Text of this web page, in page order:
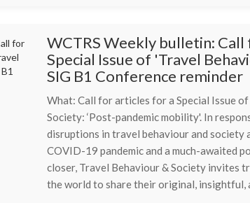
WCTRS Weekly bulletin:
Special Issue of 'Travel
SIG B1 Conference reminder
What: Call for articles for a Special Issue
Society: ‘Post-pandemic mobility'. In
disruptions in travel behaviour and society
COVID-19 pandemic and a much-awaited
closer, Travel Behaviour & Society invites
the world to share their original, insightful,